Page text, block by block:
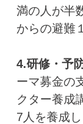
満の人が半
からの避難
4.研修・予
ーマ募金の
クター養成
7人を養成